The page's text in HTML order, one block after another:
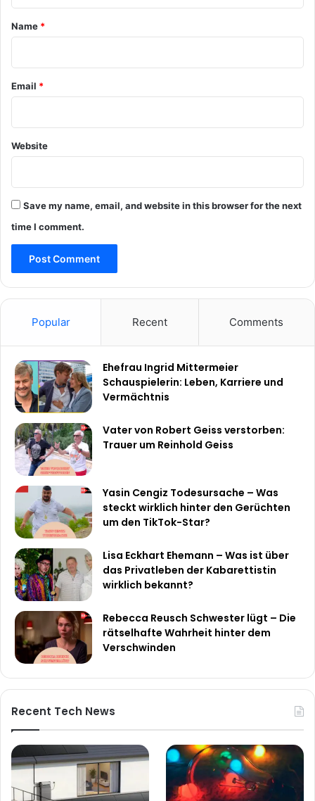
*
Name *
Email *
Website
Save my name, email, and website in this browser for the next
time I comment.
Popular Recent Comments
Ehefrau Ingrid Mittermeier
Schauspielerin: Leben, Karriere und
Vermächtnis
Vater von Robert Geiss verstorben:
Trauer um Reinhold Geiss
Yasin Cengiz Todesursache – Was
steckt wirklich hinter den Gerüchten
um den TikTok-Star?
Lisa Eckhart Ehemann – Was ist über
das Privatleben der Kabarettistin
wirklich bekannt?
Rebecca Reusch Schwester lügt – Die
rätselhafte Wahrheit hinter dem
Verschwinden
Recent Tech News